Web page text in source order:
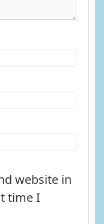
website in
time I